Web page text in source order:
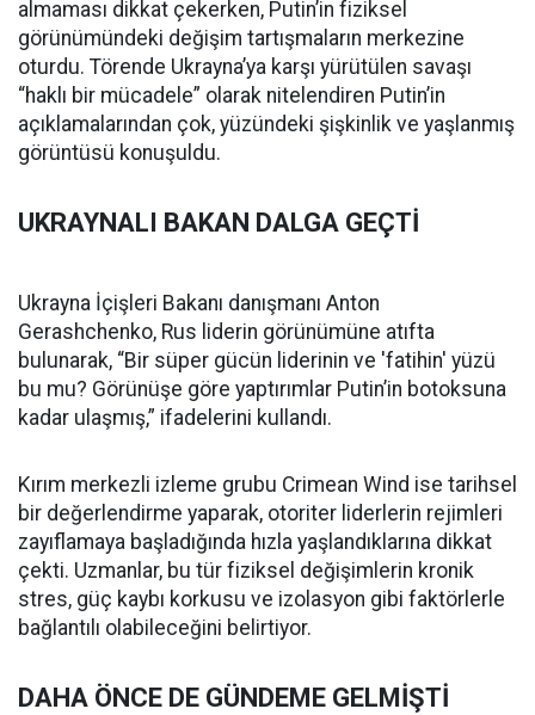
almaması dikkat çekerken, Putin’in fiziksel
görünümündeki değişim tartışmaların merkezine
oturdu. Törende Ukrayna’ya karşı yürütülen savaşı
“haklı bir mücadele” olarak nitelendiren Putin’in
açıklamalarından çok, yüzündeki şişkinlik ve yaşlanmış
görüntüsü konuşuldu.
UKRAYNALI BAKAN DALGA GEÇTİ
Ukrayna İçişleri Bakanı danışmanı Anton
Gerashchenko, Rus liderin görünümüne atıfta
bulunarak, “Bir süper gücün liderinin ve 'fatihin' yüzü
bu mu? Görünüşe göre yaptırımlar Putin’in botoksuna
kadar ulaşmış,” ifadelerini kullandı.
Kırım merkezli izleme grubu Crimean Wind ise tarihsel
bir değerlendirme yaparak, otoriter liderlerin rejimleri
zayıflamaya başladığında hızla yaşlandıklarına dikkat
çekti. Uzmanlar, bu tür fiziksel değişimlerin kronik
stres, güç kaybı korkusu ve izolasyon gibi faktörlerle
bağlantılı olabileceğini belirtiyor.
DAHA ÖNCE DE GÜNDEME GELMİŞTİ